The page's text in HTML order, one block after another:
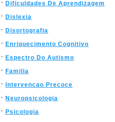
Dificuldades De Aprendizagem
Dislexia
Disortografia
Enriquecimento Cognitivo
Espectro Do Autismo
Familia
Intervencao Precoce
Neuropsicologia
Psicologia